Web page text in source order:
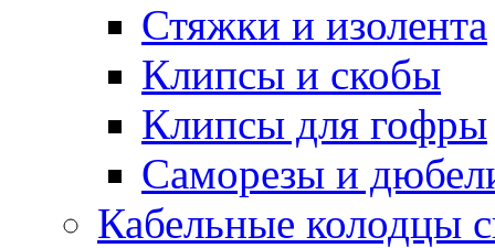
Стяжки и изолента
Клипсы и скобы
Клипсы для гофры
Саморезы и
Кабельные колодцы